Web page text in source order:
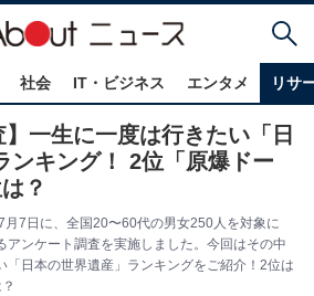
社会 IT・ビジネス エンタメ リサ
】一生に一度は行きたい「日
ンキング！ 2位「原爆ドー
？
7日に、全国20〜60代の男女250人を対象に
アンケート調査を実施しました。今回はその中
「日本の世界遺産」ランキングをご紹介！2位は